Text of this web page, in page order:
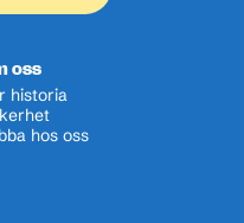
oss
historia
hos oss